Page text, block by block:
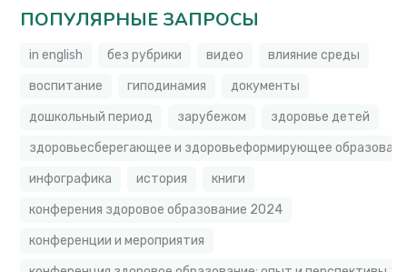
ПОПУЛЯРНЫЕ ЗАПРОСЫ
in english без рубрики видео
влияние среды
воспитание
гиподинамия
документы
дошкольный период
зарубежом
здоровье детей
здоровьесберегающее и здоровьеформирующее
инфографика
история
книги
конферения здоровое образование 2024
конференции и мероприятия